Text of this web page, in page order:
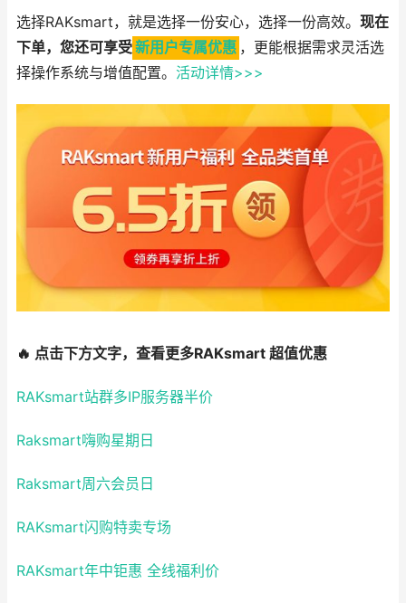
选择RAKsmart，就是选择一份安心，选择一份高效。 现在
下单，您还可享受新用户专属优惠 ，更能根据需求灵活选
择操作系统与增值配置。 活动详情>>>
🔥 点击下方文字，查看更多RAKsmart 超值优惠
RAKsmart站群多IP服务器半价
Raksmart嗨购星期日
Raksmart周六会员日
RAKsmart闪购特卖专场
RAKsmart年中钜惠 全线福利价